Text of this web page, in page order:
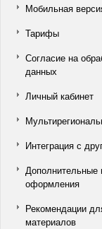
Мобильная
Тарифы
Согласие на
данных
Личный кабинет
Интеграция с
Дополнительные
оформления
Рекомендации
материалов